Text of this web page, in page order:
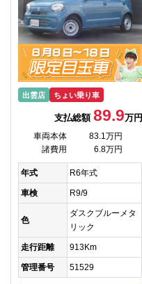
出雲店 ちょい乗り車
支払総額 89.9万円
車両本体
83.1万円
諸費用
6.8万円
年式 R6年式
車検 R9/9
色
ダスクブルーメタ
リック
走行距離 913Km
管理番号 51529